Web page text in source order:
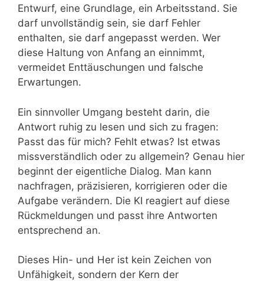
Entwurf, eine Grundlage, ein Arbeitsstand. Sie
darf unvollständig sein, sie darf Fehler
enthalten, sie darf angepasst werden. Wer
diese Haltung von Anfang an einnimmt,
vermeidet Enttäuschungen und falsche
Erwartungen.
Ein sinnvoller Umgang besteht darin, die
Antwort ruhig zu lesen und sich zu fragen:
Passt das für mich? Fehlt etwas? Ist etwas
missverständlich oder zu allgemein? Genau hier
beginnt der eigentliche Dialog. Man kann
nachfragen, präzisieren, korrigieren oder die
Aufgabe verändern. Die KI reagiert auf diese
Rückmeldungen und passt ihre Antworten
entsprechend an.
Dieses Hin- und Her ist kein Zeichen von
Unfähigkeit, sondern der Kern der